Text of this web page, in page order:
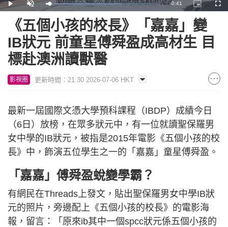
Play Unmute Loaded:
67.03%
Remaining
Time
-0:41
Picture-
in-
《五個小孩的校長》「嘉嘉」變
IB狀元 前童星傅舜盈成高材生 目
標赴澳洲讀獸醫
影視圈 更新時間：21:30 2026-07-06 HKT
最新一屆國際文憑大學預科課程（IBDP）成績今日
（6日）放榜，在眾多狀元中，有一位就讀聖保羅男
女中學的IB狀元，被指是2015年電影《五個小孩的校
長》中，飾演五位學生之一的「嘉嘉」童星傅舜盈。
「嘉嘉」傅舜盈蛻變學霸？
有網民在Threads上發文，貼出聖保羅男女中學IB狀
元的照片，旁邊配上《五個小孩的校長》的電影海
報，留言：「原來ib其中一個spcc狀元係五個小孩的